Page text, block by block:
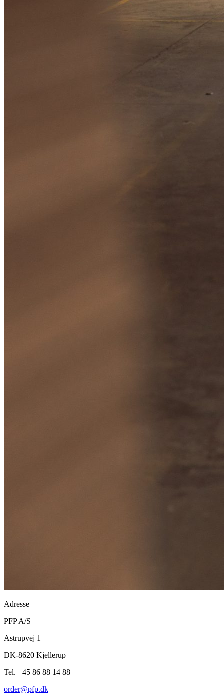
Adresse
PFP A/S
Astrupvej 1
DK-8620 Kjellerup
Tel. +45 86 88 14 88
order@pfp.dk